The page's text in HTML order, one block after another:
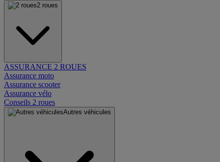
2 roues
ASSURANCE 2 ROUES
Assurance moto
Assurance scooter
Assurance vélo
Conseils 2 roues
Autres véhicules